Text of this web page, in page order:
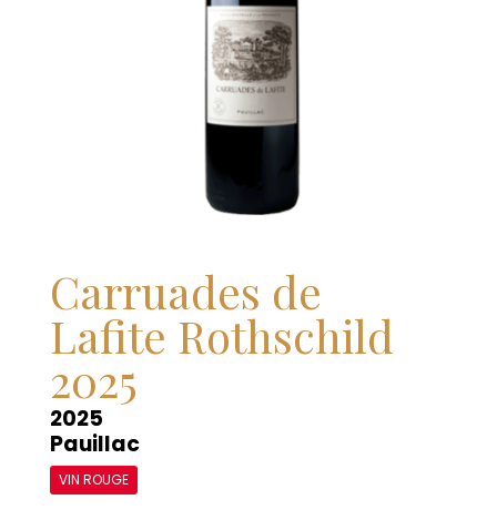
Carruades de
Lafite Rothschild
2025
2025
Pauillac
VIN ROUGE